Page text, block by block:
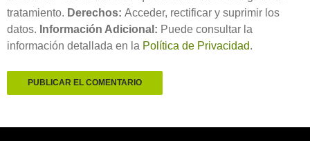
tratamiento. Derechos: Acceder, rectificar y suprimir los
datos. Información Adicional: Puede consultar la
información detallada en la Política de Privacidad.